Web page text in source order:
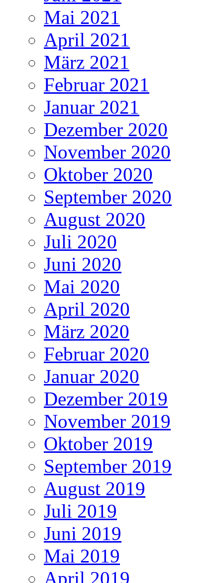
Mai 2021
April 2021
März 2021
Februar 2021
Januar 2021
Dezember 2020
November 2020
Oktober 2020
September 2020
August 2020
Juli 2020
Juni 2020
Mai 2020
April 2020
März 2020
Februar 2020
Januar 2020
Dezember 2019
November 2019
Oktober 2019
September 2019
August 2019
Juli 2019
Juni 2019
Mai 2019
April 2019